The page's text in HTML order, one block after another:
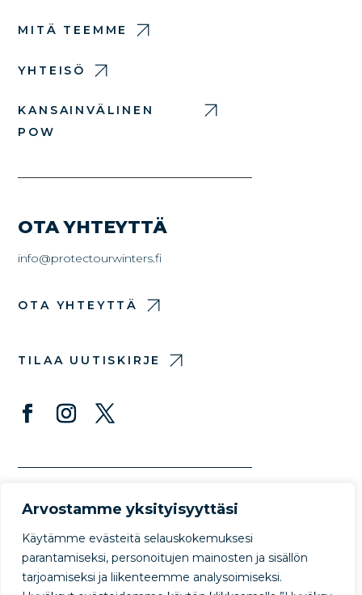
Arvostamme yksityisyyttäsi
Käytämme evästeitä selauskokemuksesi
parantamiseksi, personoitujen mainosten ja sisällön
tarjoamiseksi ja liikenteemme analysoimiseksi.
MITÄ TEEMME
YHTEISÖ
KANSAINVÄLINEN
POW
OTA YHTEYTTÄ
info@protectourwinters.fi
OTA YHTEYTTÄ
TILAA UUTISKIRJE